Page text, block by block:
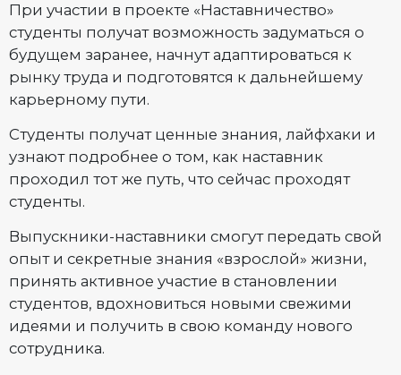
При участии в проекте «Наставничество»
студенты получат возможность задуматься о
будущем заранее, начнут адаптироваться к
рынку труда и подготовятся к дальнейшему
карьерному пути.
Студенты получат ценные знания, лайфхаки и
узнают подробнее о том, как наставник
проходил тот же путь, что сейчас проходят
студенты.
Выпускники-наставники смогут передать свой
опыт и секретные знания «взрослой» жизни,
принять активное участие в становлении
студентов, вдохновиться новыми свежими
идеями и получить в свою команду нового
сотрудника.